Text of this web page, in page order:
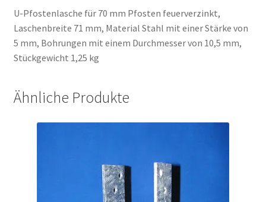
U-Pfostenlasche für 70 mm Pfosten feuerverzinkt,
Laschenbreite 71 mm, Material Stahl mit einer Stärke von
5 mm, Bohrungen mit einem Durchmesser von 10,5 mm,
Stückgewicht 1,25 kg
Ähnliche Produkte